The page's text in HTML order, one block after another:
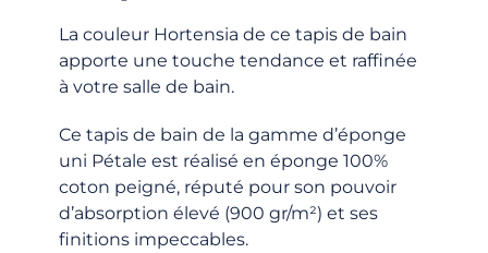
La couleur Hortensia de ce tapis de bain
apporte une touche tendance et raffinée
à votre salle de bain.
Ce tapis de bain de la gamme d’éponge
uni Pétale est réalisé en éponge 100%
coton peigné, réputé pour son pouvoir
d’absorption élevé (900 gr/m²) et ses
finitions impeccables.